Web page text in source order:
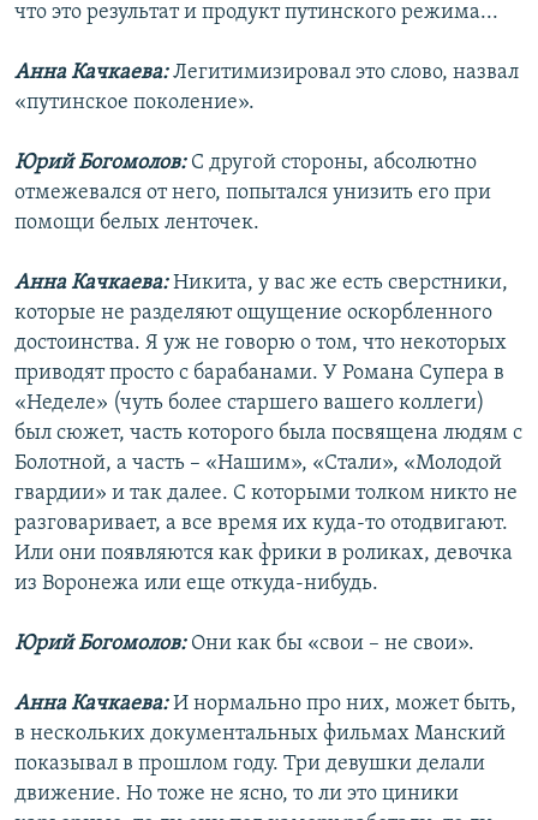
что это результат и продукт путинского режима...
Анна Качкаева:Легитимизировал это слово, назвал
«путинское поколение».
Юрий Богомолов:С другой стороны, абсолютно
отмежевался от него, попытался унизить его при
помощи белых ленточек.
Анна Качкаева:Никита, у вас же есть сверстники,
которые не разделяют ощущение оскорбленного
достоинства. Я уж не говорю о том, что некоторых
приводят просто с барабанами. У Романа Супера в
«Неделе» (чуть более старшего вашего коллеги)
был сюжет, часть которого была посвящена людям с
Болотной, а часть – «Нашим», «Стали», «Молодой
гвардии» и так далее. С которыми толком никто не
разговаривает, а все время их куда-то отодвигают.
Или они появляются как фрики в роликах, девочка
из Воронежа или еще откуда-нибудь.
Юрий Богомолов:Они как бы «свои – не свои».
Анна Качкаева:И нормально про них, может быть,
в нескольких документальных фильмах Манский
показывал в прошлом году. Три девушки делали
движение. Но тоже не ясно, то ли это циники